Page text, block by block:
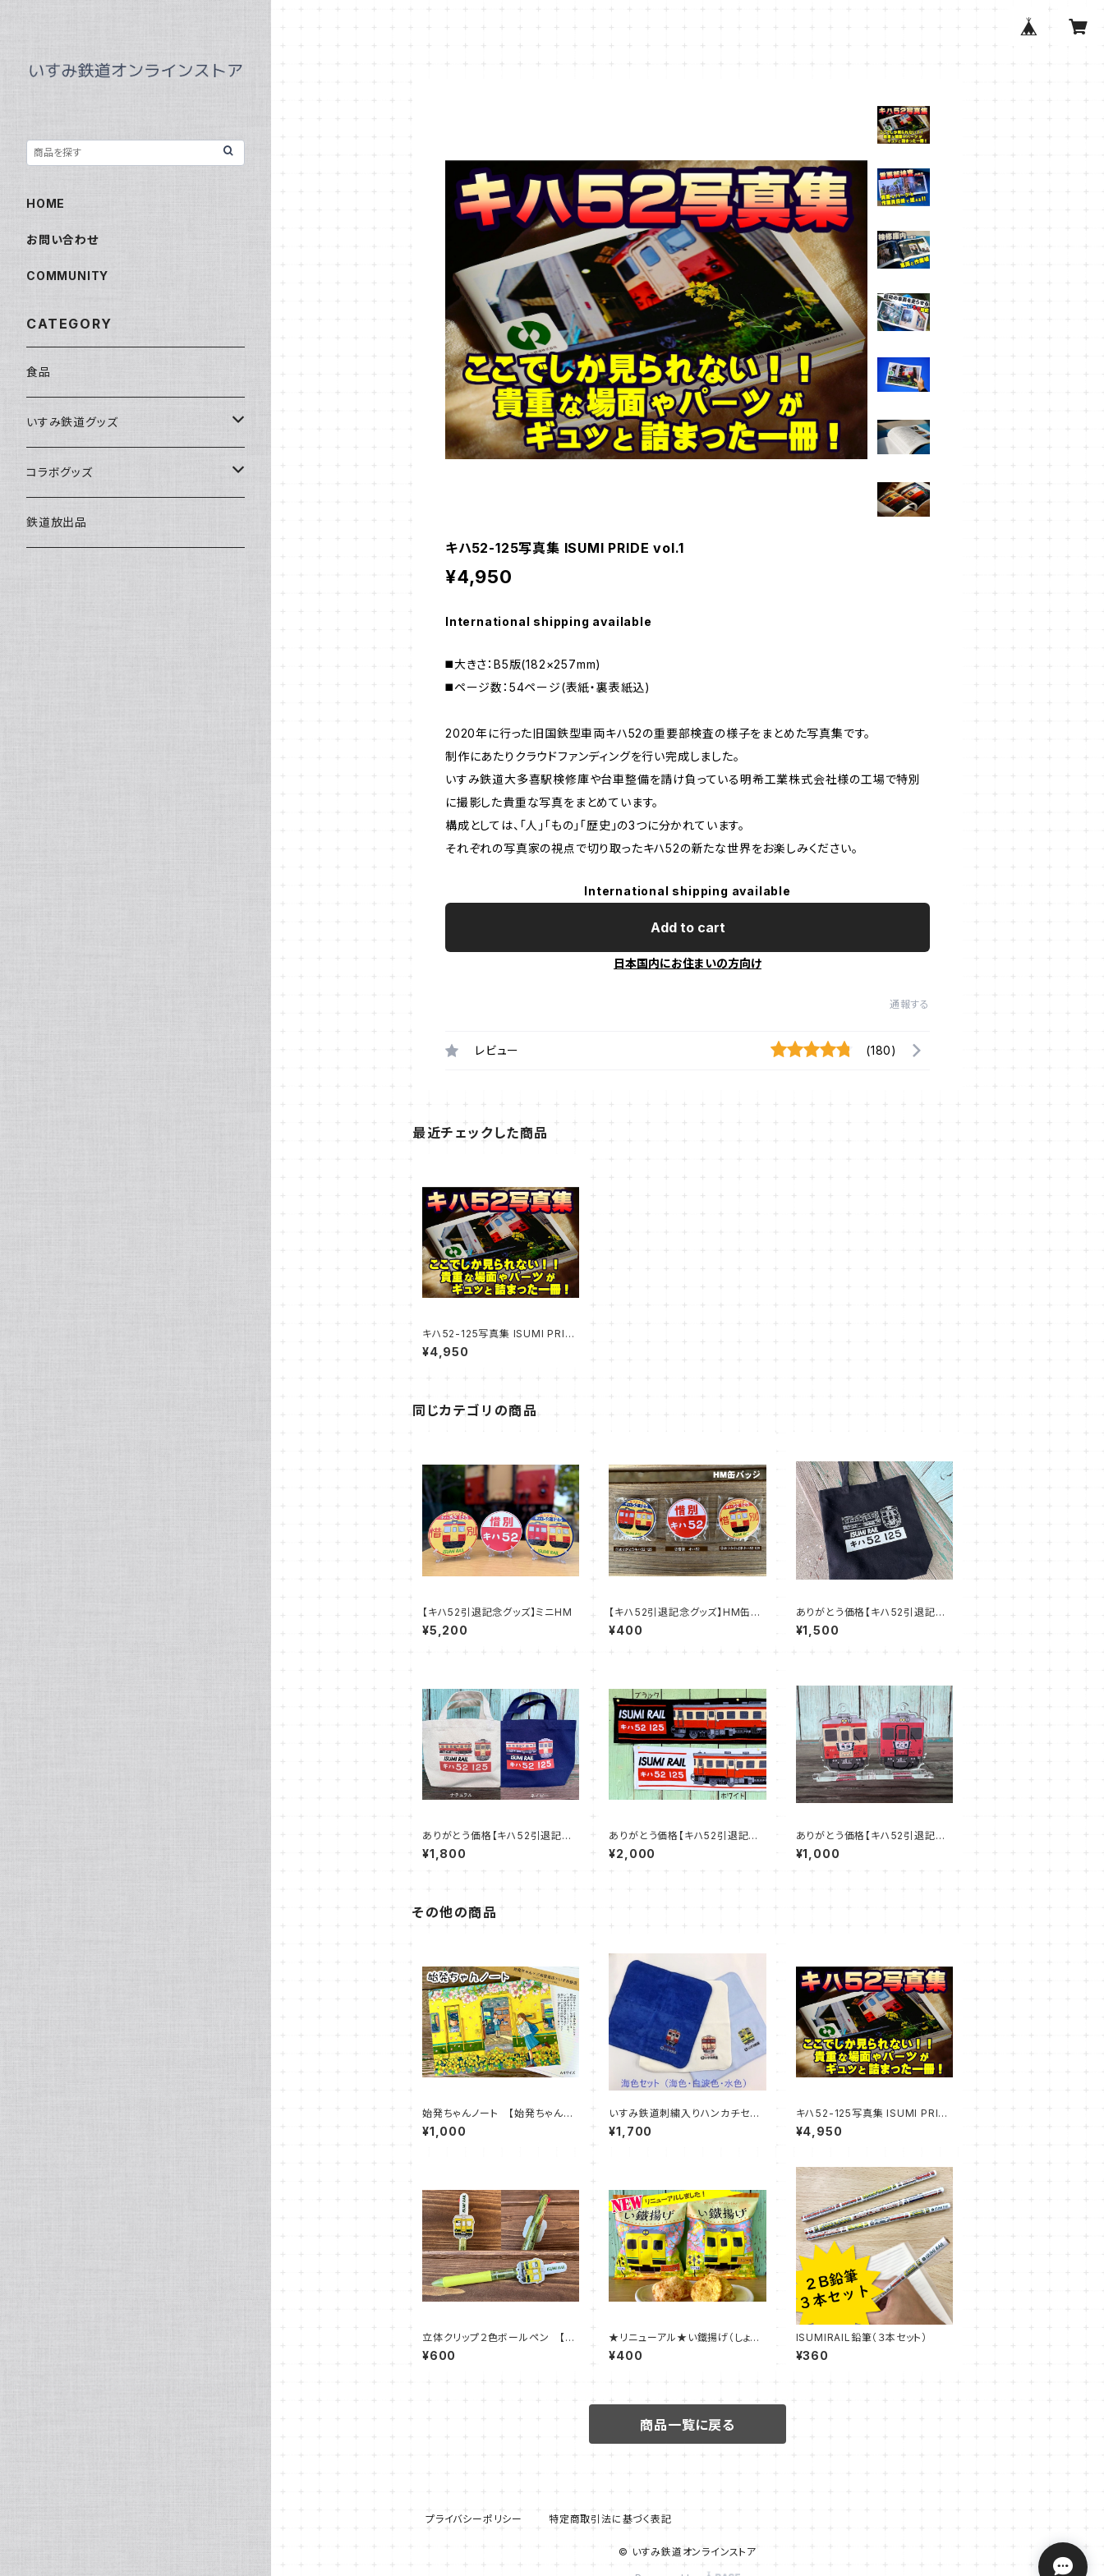
キハ52-125写真集 ISUMI PRIDE vol.1
¥4,950
International shipping available
◼️大きさ：B5版(182×257mm)
◼️ページ数：54ページ(表紙・裏表紙込)
2020年に行った旧国鉄型車両キハ52の重要部検査の様子をまとめた写真集です。
制作にあたりクラウドファンディングを行い完成しました。
いすみ鉄道大多喜駅検修庫や台車整備を請け負っている明希工業株式会社様の工場で特別
に撮影した貴重な写真をまとめています。
構成としては、「人」「もの」「歴史」の3つに分かれています。
それぞれの写真家の視点で切り取ったキハ52の新たな世界をお楽しみください。
International shipping available
Add to cart
日本国内にお住まいの方向け
通報する
レビュー (180)
最近チェックした商品
キハ52-125写真集 ISUMI PRID
E vol.1
¥4,950
同じカテゴリの商品
【キハ52引退記念グッズ】ミニHM
¥5,200
【キハ52引退記念グッズ】HM缶バ
ッジ
¥400
ありがとう価格【キハ52引退記念
グッズ】キハ52トートバッグ M
¥1,500
ありがとう価格【キハ52引退記念
グッズ】キハ52トートバッグ S
¥1,800
ありがとう価格【キハ52引退記念
グッズ】キハ52マフラータオル
¥2,000
ありがとう価格【キハ52引退記念
グッズ】キハ52アクスタキーチェー
ン
¥1,000
その他の商品
始発ちゃんノート 【始発ちゃん×
三省堂書店×いすみ鉄道 コラボ
企画】
¥1,000
いすみ鉄道刺繍入りハンカチセット
（海色セット・山色セット）
¥1,700
キハ52-125写真集 ISUMI PRID
E vol.1
¥4,950
立体クリップ２色ボールペン 【い
すみ車両】
¥600
★リニューアル★い鐵揚げ（しょう
ゆ味・カレー味）
¥400
ISUMIRAIL鉛筆（３本セット）
¥360
商品一覧に戻る
HOME
お問い合わせ
COMMUNITY
CATEGORY
食品
いすみ鉄道グッズ
いすみ鉄道グッズ
キハグッズ
コラボグッズ
始発ちゃんグッズ
鉄道放出品
プライバシーポリシー 特定商取引法に基づく表記
© いすみ鉄道オンラインストア